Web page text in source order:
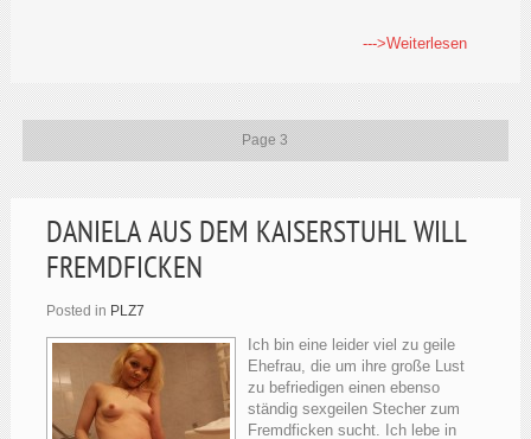
--->Weiterlesen
Page 3
DANIELA AUS DEM KAISERSTUHL WILL
FREMDFICKEN
Posted in PLZ7
Ich bin eine leider viel zu geile
Ehefrau, die um ihre große Lust
zu befriedigen einen ebenso
ständig sexgeilen Stecher zum
Fremdficken sucht. Ich lebe in